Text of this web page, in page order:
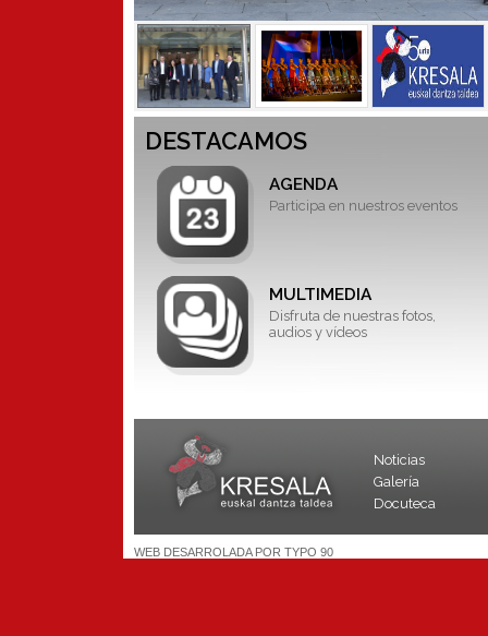
DESTACAMOS
AGENDA
Participa en nuestros eventos
MULTIMEDIA
Disfruta de nuestras fotos,
audios y vídeos
Noticias
Galería
Docuteca
WEB DESARROLADA POR TYPO 90